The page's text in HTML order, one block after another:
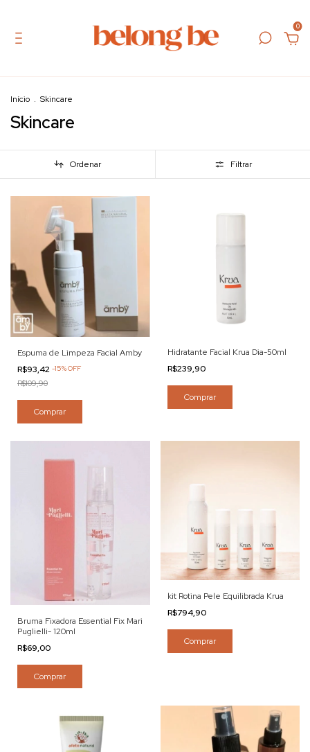
0
Início . Skincare
Skincare
Ordenar Filtrar
Espuma de Limpeza Facial Amby
R$93,42 -15%OFF
R$109,90
Comprar
Hidratante Facial Krua Dia-50ml
R$239,90
Comprar
Bruma Fixadora Essential Fix Mari
Puglielli- 120ml
R$69,00
Comprar
kit Rotina Pele Equilibrada Krua
R$794,90